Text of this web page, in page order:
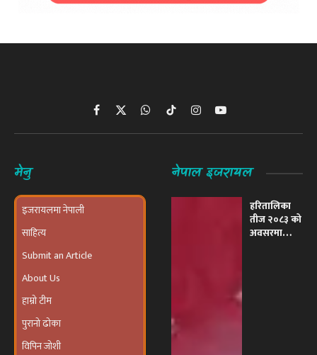
Facebook
X
(Twitter)
WhatsAppTikTokInstagramYouTube
मेनु
इजरायलमा नेपाली
साहित्य
Submit an Article
About Us
हाम्रो टीम
पुरानो ढोका
विपिन जोशी
नेपाल इजरायल
हरितालिका
तीज २०८३ को
अवसरमा